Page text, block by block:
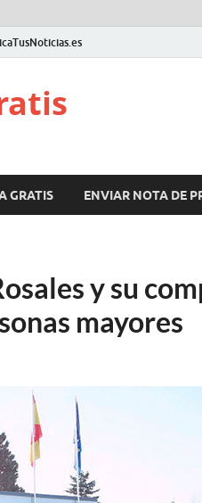
GRATIS ENVIAR NOTA DE
y su
mayores